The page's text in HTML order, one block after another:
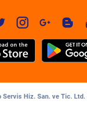
Servis Hiz. San. ve Tic. Ltd.